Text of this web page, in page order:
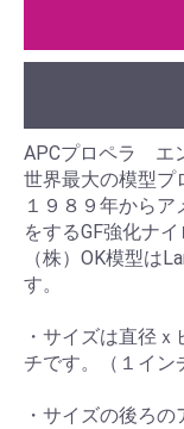
APCプロペラ エ
世界最大の模型プ
１９８９年から
をするGF強化ナ
（株）OK模型は
す。
・サイズは直径
チです。（１イン
・サイズの後ろ